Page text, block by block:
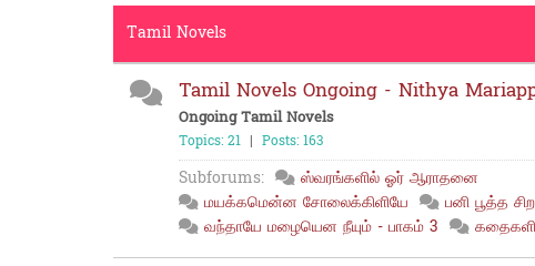
Tamil Novels
Tamil Novels Ongoing - Nithya
Ongoing Tamil Novels
Topics: 21 | Posts: 163
Subforums:
ஸ்வரங்களில் ஓர் ஆராதனை
மயக்கமென்ன சோலைக்கிளியே
பனி பூத்த
வந்தாயே மழையென நீயும் - பாகம் 3